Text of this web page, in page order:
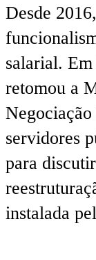
Desde
salarial.
retomou a
Negociação
servidores
para
instalada